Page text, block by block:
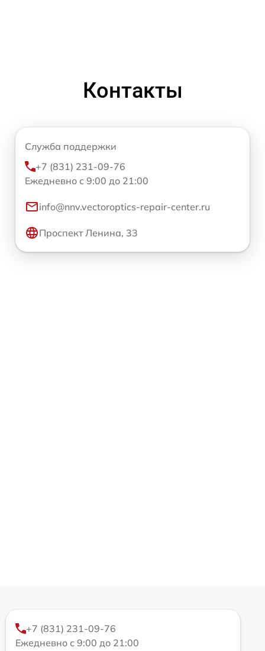
Контакты
Служба поддержки
+7 (831) 231-09-76
Ежедневно с 9:00 до 21:00
info@nnv.vectoroptics-repair-center.ru
Проспект Ленина, 33
+7 (831) 231-09-76
Ежедневно с 9:00 до 21:00